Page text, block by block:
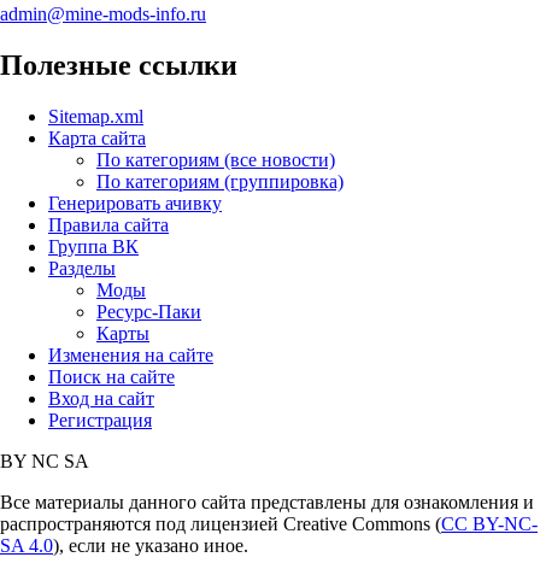
admin@mine-mods-info.ru
Полезные ссылки
Sitemap.xml
Карта сайта
По категориям (все новости)
По категориям (группировка)
Генерировать ачивку
Правила сайта
Группа ВК
Разделы
Моды
Ресурс-Паки
Карты
Изменения на сайте
Поиск на сайте
Вход на сайт
Регистрация
BY NC SA
Все материалы данного сайта представлены для ознакомления и
распространяются под лицензией Creative Commons (CC BY-NC-
SA 4.0), если не указано иное.